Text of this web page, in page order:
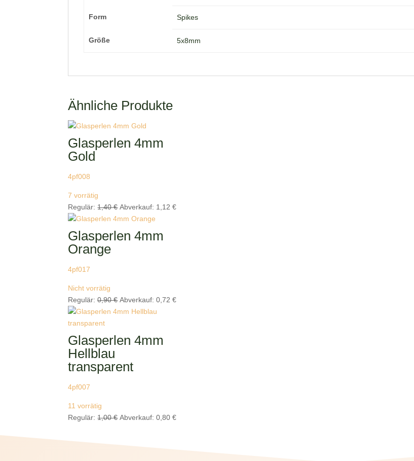
Form Spikes
Größe 5x8mm
Ähnliche Produkte
Glasperlen 4mm
Gold
4pf008
7 vorrätig
Regulär: 1,40€ Ursprünglicher
Preis
1,40 €
Abverkauf: 1,12€Aktueller
Glasperlen 4mm
Orange
4pf017
Nicht vorrätig
Regulär: 0,90€ Ursprünglicher
Preis
0,90 €
Abverkauf: 0,72€Aktueller
Glasperlen 4mm
Hellblau
transparent
4pf007
11 vorrätig
Regulär: 1,00€ Ursprünglicher
Abverkauf: 0,80€Aktueller
0,80 €.